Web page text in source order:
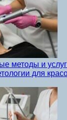
методы и
для